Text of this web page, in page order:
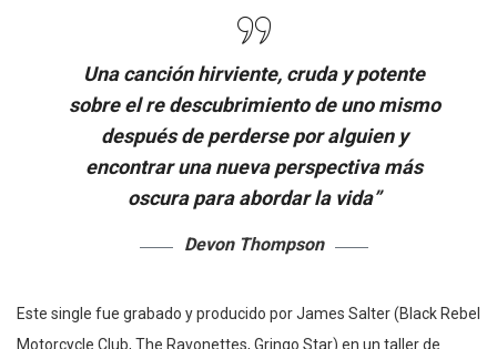
Una canción hirviente, cruda y potente
sobre el re descubrimiento de uno mismo
después de perderse por alguien y
encontrar una nueva perspectiva más
oscura para abordar la vida”
Devon Thompson
Este single fue grabado y producido por James Salter (Black Rebel
Motorcycle Club, The Ravonettes, Gringo Star) en un taller de